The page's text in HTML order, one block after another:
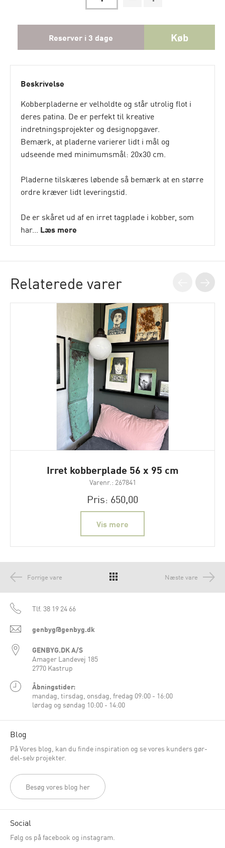
Reserver i 3 dage Køb
Beskrivelse
Kobberpladerne er velholdte og står utrolig flot i
deres patina. De er perfekt til kreative
indretningsprojekter og designopgaver.
Bemærk, at pladerne varierer lidt i mål og
udseende med minimumsmål: 20x30 cm.
Pladerne tilskæres løbende så bemærk at en større
ordre kræver lidt leveringstid.
De er skåret ud af en irret tagplade i kobber, som
har... Læs mere
Relaterede varer
Irret kobberplade 56 x 95 cm
Varenr.: 267841
Pris: 650,00
Vis mere
Forrige vare Næste vare
Tlf. 38 19 24 66
genbyg@genbyg.dk
GENBYG.DK A/S
Amager Landevej 185
2770 Kastrup
Åbningstider:
mandag, tirsdag, onsdag, fredag 09:00 - 16:00
lørdag og søndag 10:00 - 14:00
Blog
På Vores blog, kan du finde inspiration og se vores kunders gør-
del-selv projekter.
Besøg vores blog her
Social
Følg os på facebook og instagram.